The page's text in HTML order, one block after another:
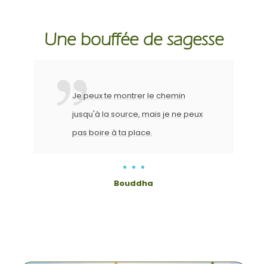
Une bouffée de sagesse
Je peux te montrer le chemin
jusqu'à la source, mais je ne peux
pas boire à ta place.
Bouddha